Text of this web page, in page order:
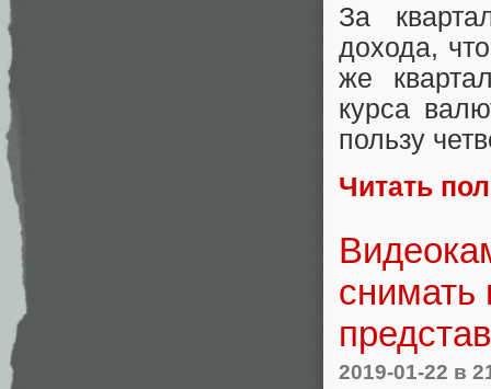
За
дохода,
же
курса
пользу
Читать
снимать
2019-01-22 в